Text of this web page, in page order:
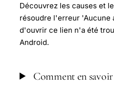
Découvrez les causes et
résoudre l'erreur 'Aucune
d'ouvrir ce lien n'a été
Android.
Comment en savoir